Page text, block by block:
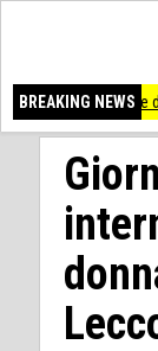
BREAKING NEWS
dalla parte degli